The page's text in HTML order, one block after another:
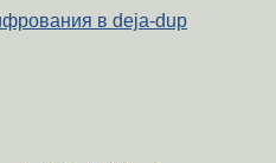
в deja-dup